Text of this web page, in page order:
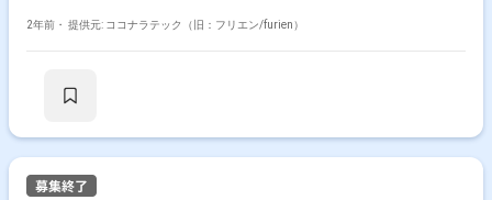
2年前・ 提供元: ココナラテック（旧：フリエン/furien）
Spring
その他の職種から探す
バックエンドエンジニア